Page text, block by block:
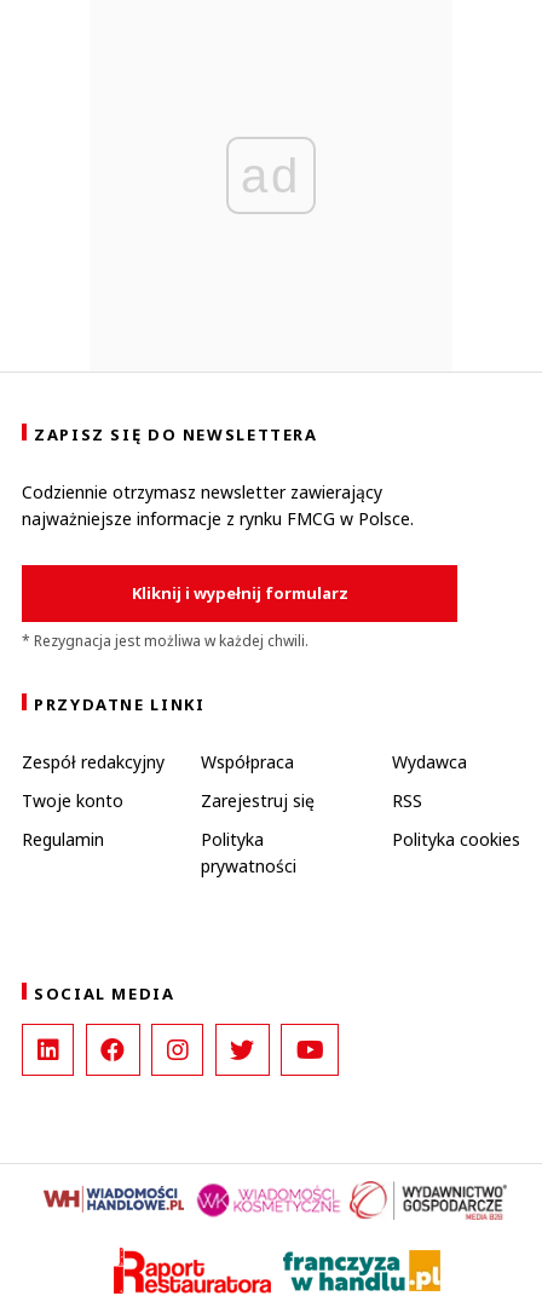
ad
ZAPISZ SIĘ DO NEWSLETTERA
Codziennie otrzymasz newsletter zawierający
najważniejsze informacje z rynku FMCG w Polsce.
Kliknij i wypełnij formularz
* Rezygnacja jest możliwa w każdej chwili.
PRZYDATNE LINKI
Zespół redakcyjny Współpraca
Wydawca
Twoje konto
Zarejestruj się
RSS
Regulamin
Polityka
prywatności
Polityka cookies
SOCIAL MEDIA